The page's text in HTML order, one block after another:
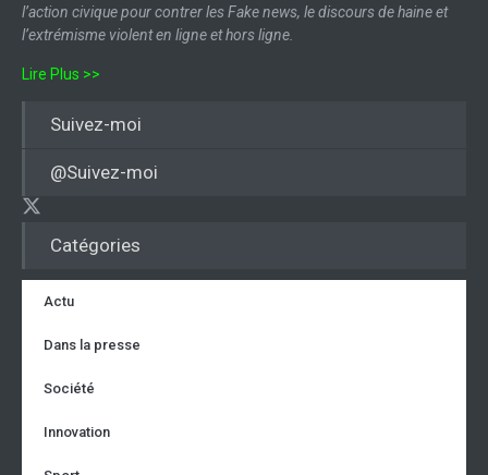
Catégories
Actu
Dans la presse
Société
Innovation
l’action civique pour contrer les Fake news, le discours de haine et
l’extrémisme violent en ligne et hors ligne.
Lire Plus >>
Suivez-moi
@Suivez-moi